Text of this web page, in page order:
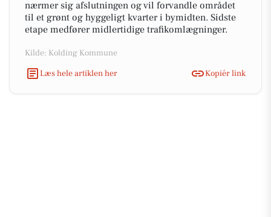
nærmer sig afslutningen og vil forvandle området
til et grønt og hyggeligt kvarter i bymidten. Sidste
etape medfører midlertidige trafikomlægninger.
Kilde: Kolding Kommune
Læs hele artiklen her
Kopiér link